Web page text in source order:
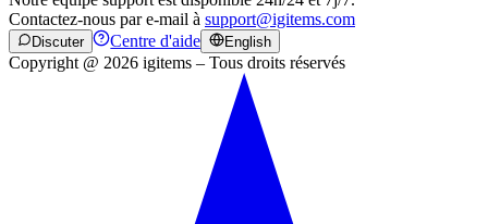
Contactez-nous par e-mail à support@igitems.com
Discuter Centre d'aide English
Copyright @ 2026 igitems – Tous droits réservés